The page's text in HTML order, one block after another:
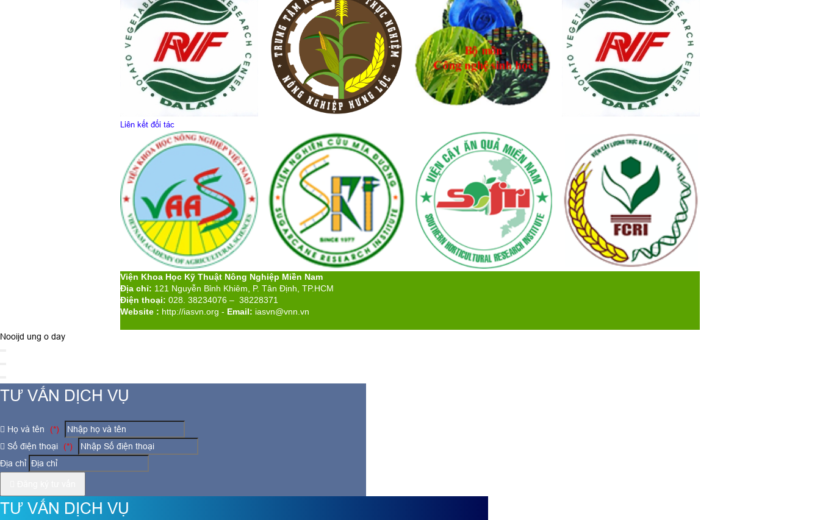
Liên kết đối tác
Viện Khoa Học Kỹ Thuật Nông Nghiệp Miền Nam
Địa chỉ: 121 Nguyễn Bỉnh Khiêm, P. Tân Định, TP.HCM
Điện thoại: 028. 38234076 – 38228371
Website : http://iasvn.org - Email: iasvn@vnn.vn
Nooijd ung o day
TƯ VẤN DỊCH VỤ
Họ và tên
(*)
Số điện thoại
(*)
Địa chỉ
TƯ VẤN DỊCH VỤ